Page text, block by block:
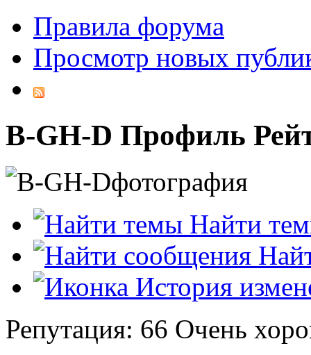
Правила форума
Просмотр новых
B-GH-D Профиль
Найти
История
Репутация: 66 Очень